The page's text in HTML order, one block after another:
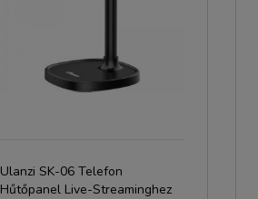
Ulanzi SK-06 Telefon
Hűtőpanel Live-Streaminghez